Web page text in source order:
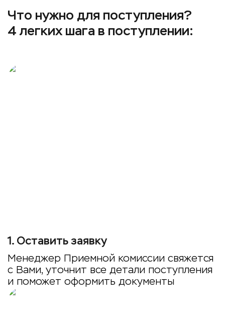
Что нужно для поступления?
4 легких шага в поступлении:
1. Оставить заявку
Менеджер Приемной комиссии свяжется
с Вами, уточнит все детали поступления
и поможет оформить документы